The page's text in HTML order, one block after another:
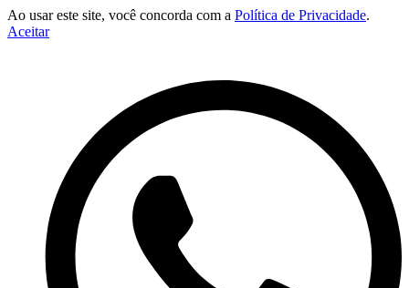
Ao usar este site, você concorda com a Política de Privacidade.
Aceitar